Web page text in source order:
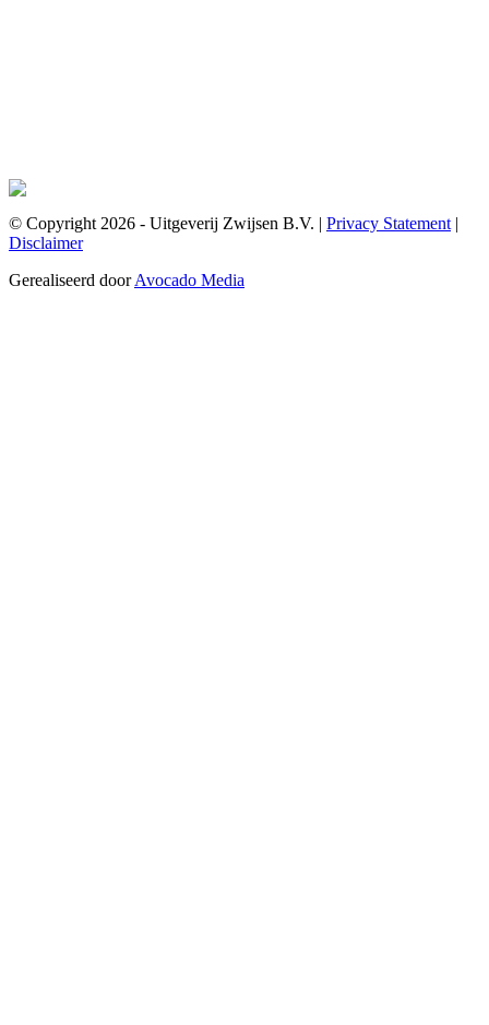
© Copyright 2026 - Uitgeverij Zwijsen B.V. | Privacy Statement |
Disclaimer
Gerealiseerd doorAvocado Media